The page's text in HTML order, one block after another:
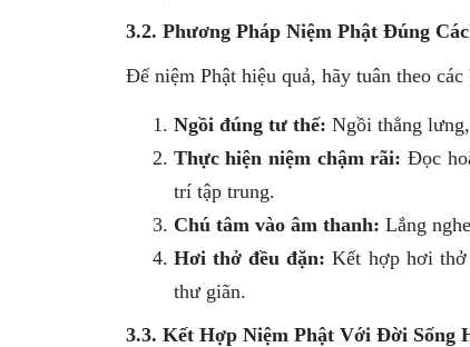
3.2. Phương Pháp Niệm Phật Đúng
Để niệm Phật hiệu quả, hãy tuân theo
Ngồi đúng tư thế: Ngồi thẳng
Thực hiện niệm chậm rãi: Đọc
trí tập trung.
Chú tâm vào âm thanh: Lắng
Hơi thở đều đặn: Kết hợp hơi
thư giãn.
3.3. Kết Hợp Niệm Phật Với Đời Sống